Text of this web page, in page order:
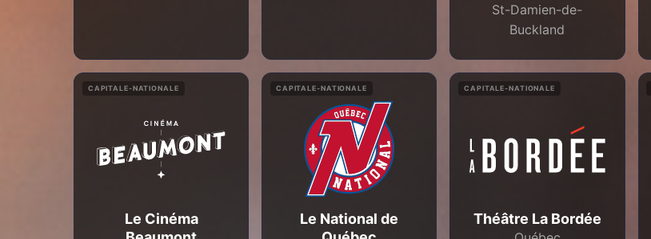
St-Damien-de-
Buckland
CAPITALE-NATIONALE
Le Cinéma
CAPITALE-NATIONALE
Le National de
CAPITALE-NATIONALE
Théâtre La Bordée